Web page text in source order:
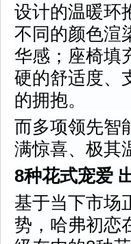
设计的温暖环
不同的颜色渲
华感；座椅填
硬的舒适度、
的拥抱。
而多项领先智
满惊喜、极其
8种花式宠爱
基于当下市场
势，哈弗初恋